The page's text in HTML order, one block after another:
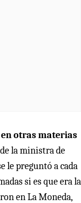
en otras materias
la ministra de
le preguntó a cada
si es que era la
en La Moneda,